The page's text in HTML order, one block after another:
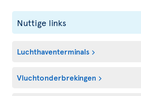
Nuttige links
Luchthaventerminals
Vluchtonderbrekingen